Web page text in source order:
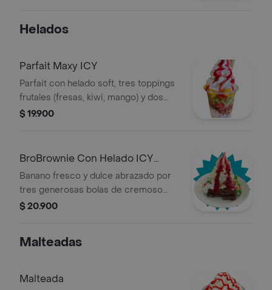
Helados
Parfait Maxy ICY
Parfait con helado soft, tres toppings
frutales (fresas, kiwi, mango) y dos
crujientes, acompañado de salsa de
$ 19.900
BroBrownie Con Helado ICY
CLOUD
Banano fresco y dulce abrazado por
tres generosas bolas de cremoso
helado, cubierto con rica salsa de
cereza brillante en la cima. ¡Una
cada bocado!
$ 20.900
Malteadas
Malteada